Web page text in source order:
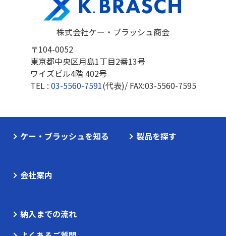
株式会社ケー・ブラッシュ商会
〒104-0052
東京都中央区月島1丁目2番13号
ワイズビル4階 402号
TEL : 03-5560-7591(代表)/ FAX:03-5560-7595
ケー・ブラッシュを知る 製品を探す
会社案内
納入までの流れ